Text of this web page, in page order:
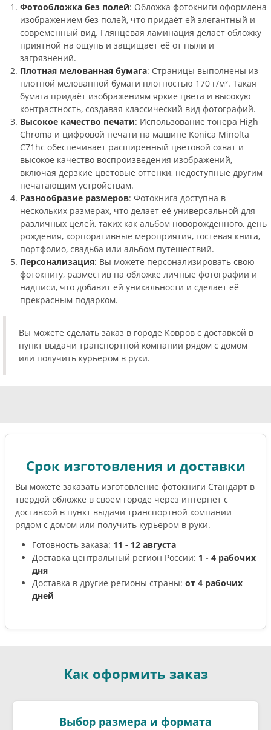
Фотообложка без полей: Обложка фотокниги оформлена
изображением без полей, что придаёт ей элегантный и
современный вид. Глянцевая ламинация делает обложку
приятной на ощупь и защищает её от пыли и
загрязнений.
Плотная мелованная бумага: Страницы выполнены из
плотной мелованной бумаги плотностью 170 г/м². Такая
бумага придаёт изображениям яркие цвета и высокую
контрастность, создавая классический вид фотографий.
Высокое качество печати: Использование тонера High
Chroma и цифровой печати на машине Konica Minolta
C71hc обеспечивает расширенный цветовой охват и
высокое качество воспроизведения изображений,
включая дерзкие цветовые оттенки, недоступные другим
печатающим устройствам.
Разнообразие размеров: Фотокнига доступна в
нескольких размерах, что делает её универсальной для
различных целей, таких как альбом новорожденного, день
рождения, корпоративные мероприятия, гостевая книга,
портфолио, свадьба или альбом путешествий.
Персонализация: Вы можете персонализировать свою
фотокнигу, разместив на обложке личные фотографии и
надписи, что добавит ей уникальности и сделает её
прекрасным подарком.
Вы можете сделать заказ в городе Ковров с доставкой в
пункт выдачи транспортной компании рядом с домом
или получить курьером в руки.
Срок изготовления и доставки
Вы можете заказать изготовление фотокниги Стандарт в
твёрдой обложке в своём городе через интернет с
доставкой в пункт выдачи транспортной компании
рядом с домом или получить курьером в руки.
Готовность заказа: 11 - 12 августа
Доставка центральный регион России: 1 - 4 рабочих
дня
Доставка в другие регионы страны: от 4 рабочих
дней
Как оформить заказ
Выбор размера и формата